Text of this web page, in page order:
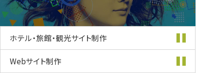
ホテル・旅館・観光サイト制作
Webサイト制作